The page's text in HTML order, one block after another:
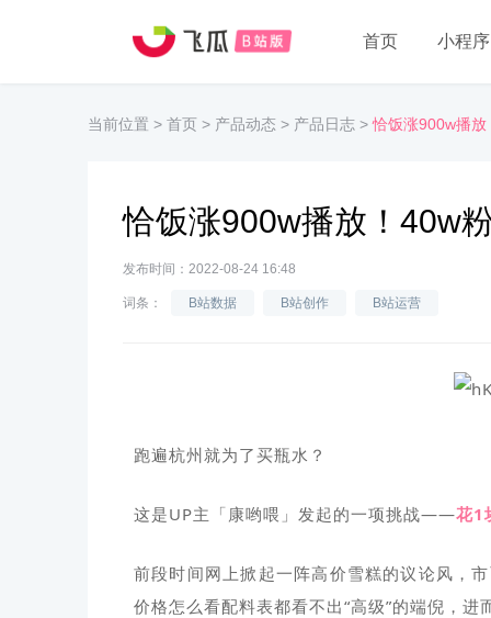
首页 小程序
当前位置 > 首页 > 产品动态 > 产品日志 >恰饭涨900w播
恰饭涨900w播放！40w
发布时间：2022-08-24 16:48
词条： B站数据 B站创作 B站运营
跑遍杭州就为了买瓶水？
这是UP主「康哟喂」发起的一项挑战——花1
前段时间网上掀起一阵高价雪糕的议论风，
价格怎么看配料表都看不出“高级”的端倪，